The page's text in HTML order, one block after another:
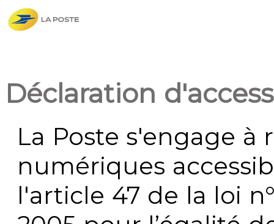
Déclaration
La Poste s'engage à
numériques
l'article 47 de la loi